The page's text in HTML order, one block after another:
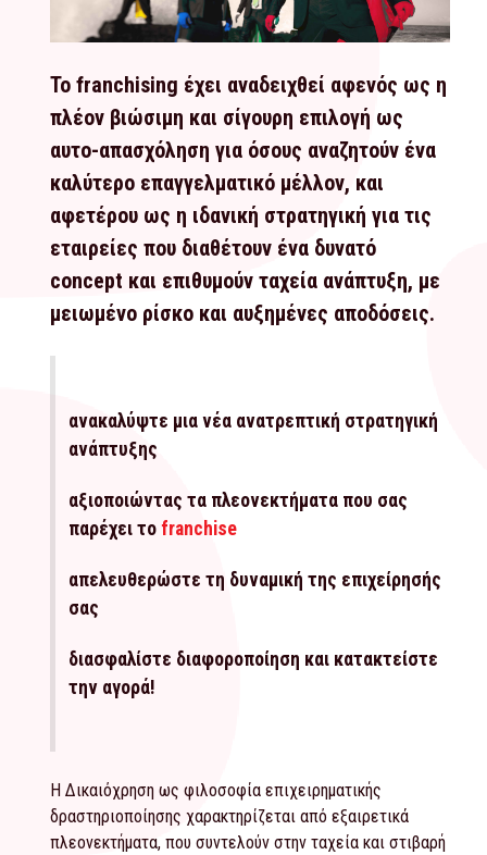
Το franchising έχει αναδειχθεί αφενός ως η
πλέον βιώσιμη και σίγουρη επιλογή ως
αυτο-απασχόληση για όσους αναζητούν ένα
καλύτερο επαγγελματικό μέλλον, και
αφετέρου ως η ιδανική στρατηγική για τις
εταιρείες που διαθέτουν ένα δυνατό
concept και επιθυμούν ταχεία ανάπτυξη, με
μειωμένο ρίσκο και αυξημένες αποδόσεις.
ανακαλύψτε μια νέα ανατρεπτική στρατηγική
ανάπτυξης
αξιοποιώντας τα πλεονεκτήματα που σας
παρέχει το franchise
απελευθερώστε τη δυναμική της επιχείρησής
σας
διασφαλίστε διαφοροποίηση και κατακτείστε
την αγορά!
Η Δικαιόχρηση ως φιλοσοφία επιχειρηματικής
δραστηριοποίησης χαρακτηρίζεται από εξαιρετικά
πλεονεκτήματα, που συντελούν στην ταχεία και στιβαρή